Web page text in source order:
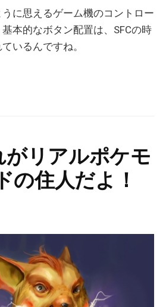
に思えるゲーム機のコントロー
本的なボタン配置は、SFCの時
いるんですね。
がリアルポケモ
の住人だよ！